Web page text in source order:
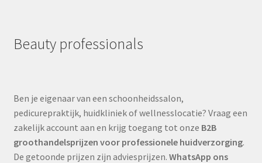
Beauty professionals
Ben je eigenaar van een schoonheidssalon,
pedicurepraktijk, huidkliniek of wellnesslocatie? Vraag een
zakelijk account aan en krijg toegang tot onze B2B
groothandelsprijzen voor professionele huidverzorging.
De getoonde prijzen zijn adviesprijzen. WhatsApp ons